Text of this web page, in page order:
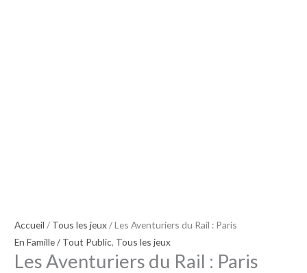
Accueil / Tous les jeux/ Les Aventuriers du Rail : Paris
En Famille / Tout Public, Tous les jeux
Les Aventuriers du Rail : Paris